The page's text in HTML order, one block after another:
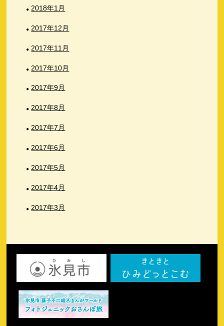
2018年1月
2017年12月
2017年11月
2017年10月
2017年9月
2017年8月
2017年7月
2017年6月
2017年5月
2017年4月
2017年3月